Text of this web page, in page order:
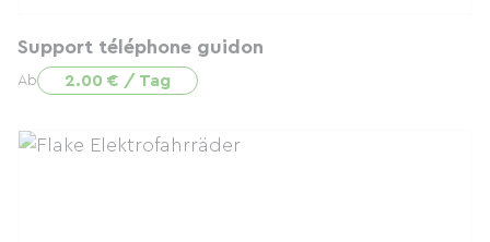
Support téléphone guidon
Ab 2.00 € / Tag